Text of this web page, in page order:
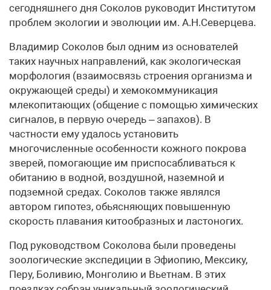
сегодняшнего дня Соколов руководит Институтом
проблем экологии и эволюции им. А.Н.Северцева.
Владимир Соколов был одним из основателей
таких научных направлений, как экологическая
морфология (взаимосвязь строения организма и
окружающей среды) и хемокоммуникация
млекопитающих (общение с помощью химических
сигналов, в первую очередь – запахов). В
частности ему удалось установить
многочисленные особенности кожного покрова
зверей, помогающие им приспосабливаться к
обитанию в водной, воздушной, наземной и
подземной средах. Соколов также являлся
автором гипотез, обьясняющих повышенную
скорость плавания китообразных и ластоногих.
Под руководством Соколова были проведены
зоологические экспедиции в Эфиопию, Мексику,
Перу, Боливию, Монголию и Вьетнам. В этих